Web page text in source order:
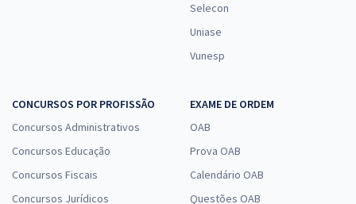
Selecon
Uniase
Vunesp
CONCURSOS POR PROFISSÃO
Concursos Administrativos
Concursos Educação
Concursos Fiscais
Concursos Jurídicos
EXAME DE ORDEM
OAB
Prova OAB
Calendário OAB
Questões OAB